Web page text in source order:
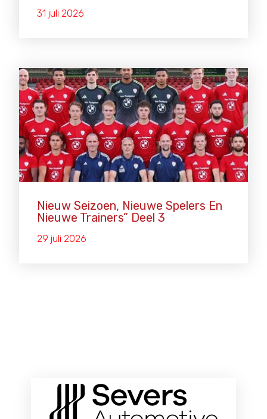
31 juli 2026
Nieuw Seizoen, Nieuwe Spelers En
Nieuwe Trainers” Deel 3
29 juli 2026
ONZE HOOFDSPONSOREN